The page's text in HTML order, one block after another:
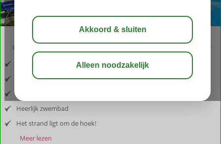
03:30 bewaar
Inclusief vlucht en huurauto
Aan de oostkust van Samos
Heerlijk zwembad
Het strand ligt om de hoek!
Meer lezen